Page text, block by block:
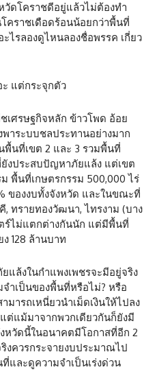
ดโคราชดีอยู่แล้วไม่ต้องทำ
โคราชเดือดร้อนน้อยกว่าพื้นที่
ไรลองดูไหนลองชื่อพรรค เกี่ยว
ะ แต่กระจุกตัว
เศรษฐกิจหลัก ข้าวโพด อ้อย
าระบบชลประทานอย่างมาก
นที่เขต 2 และ 3 รวมพื้นที่
ยังประสบปัญหาภัยแล้ง แต่เขต
พื้นที่เกษตรกรรม 500,000 ไร่
ของงบทั้งจังหวัด และในขณะที่
ทรายทองวัฒนา, ไทรงาม (บาง
ร์ไม่แตกต่างกันนัก แต่มีพื้นที่
128 ล้านบาท
ล้งในกำแพงเพชรจะมีอยู่จริง
ำเป็นของพื้นที่หรือไม่? หรือ
ามารถเหนี่ยวนำเม็ดเงินให้ไปลง
ต่แม้มาจากพวกเดียวกันก็ยังมี
หวัดนี้ในอนาคตมีโอกาสที่อีก 2
งควรกระจายงบประมาณไป
ละดูความจำเป็นเร่งด่วน